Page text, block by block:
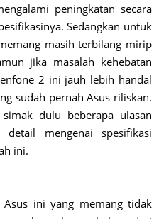
peningkatan secara
Sedangkan untuk
masih terbilang mirip
jika masalah kehebatan
2 ini jauh lebih handal
sudah pernah Asus riliskan.
dulu beberapa ulasan
mengenai spesifikasi
ini.
ini yang memang tidak